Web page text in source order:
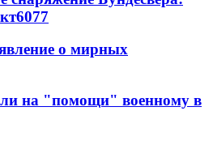
6077
о мирных
на "помощи" военному в